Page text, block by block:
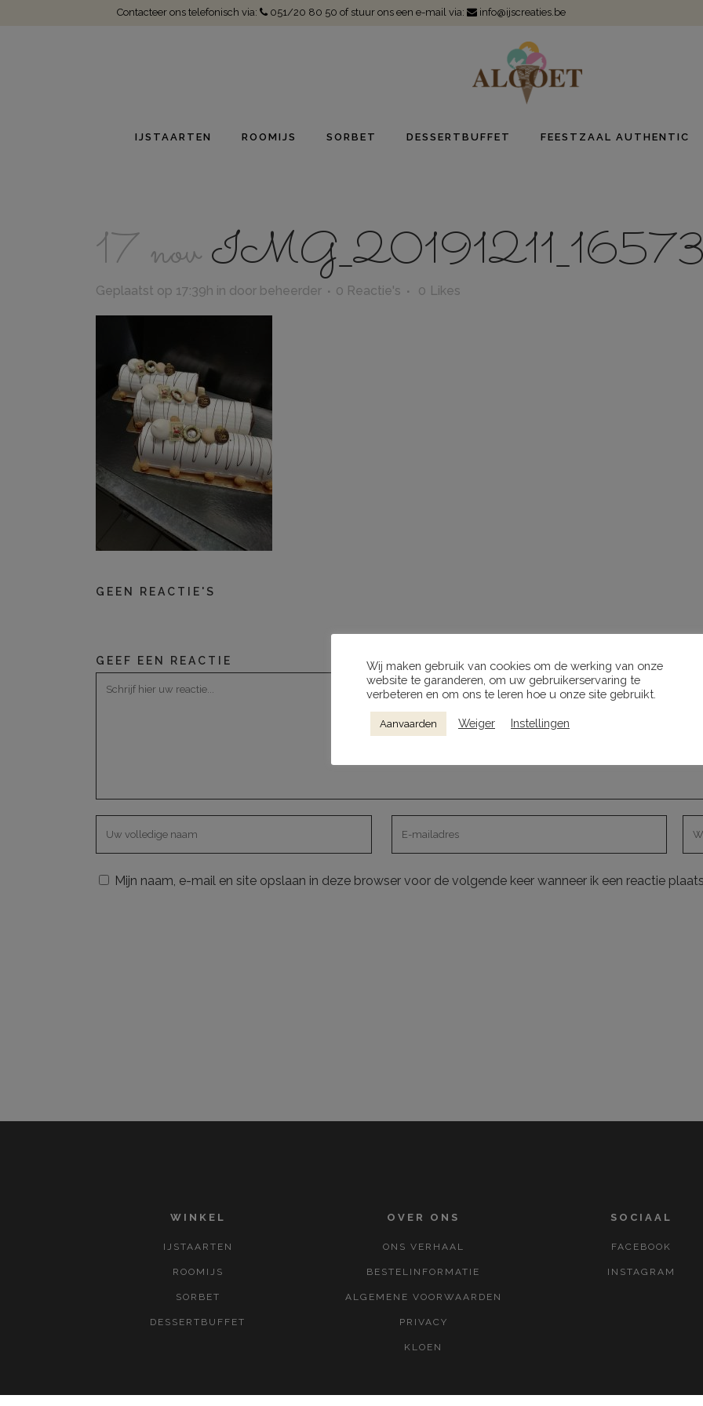
Contacteer ons telefonisch via: 051/20 80 50of stuur ons een e-mail via: info@ijscreaties.be
IJSTAARTEN ROOMIJS SORBET DESSERTBUFFET FEESTZAAL AUTHENTIC
17 nov
Geplaatst op 17:39h in door beheerder 0 Reactie's 0 Likes
GEEN REACTIE'S
GEEF EEN REACTIE
Mijn naam, e-mail en site opslaan in deze browser voor de volgende keer wanneer ik een reactie
WINKEL
IJSTAARTEN
ROOMIJS
SORBET
DESSERTBUFFET
OVER ONS
ONS VERHAAL
BESTELINFORMATIE
ALGEMENE VOORWAARDEN
PRIVACY
KLOEN
SOCIAAL
FACEBOOK
INSTAGRAM
Wij maken gebruik van cookies om de werking van onze
website te garanderen, om uw gebruikerservaring te
verbeteren en om ons te leren hoe u onze site gebruikt.
Aanvaarden Weiger Instellingen